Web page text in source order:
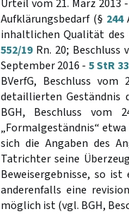
Urteil vom 21. März 2013
Aufklärungsbedarf (§ 244
inhaltlichen Qualität des
552/19Rn. 20; Beschluss
September 2016 - 5 StR
BVerfG, Beschluss vom
detaillierten Geständnis
BGH, Beschluss
„Formalgeständnis“
sich die Angaben des
Tatrichter seine
Beweisergebnisse, so
anderenfalls eine
möglich ist (vgl. BGH,